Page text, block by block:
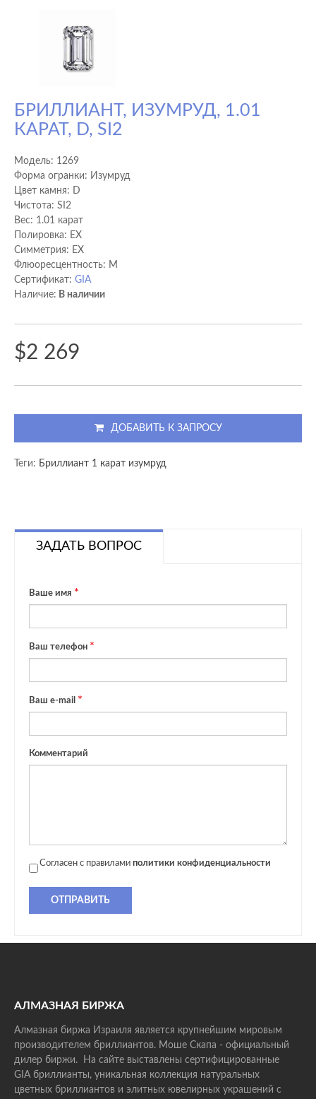
БРИЛЛИАНТ, ИЗУМРУД, 1.01
КАРАТ, D, SI2
Модель: 1269
Форма огранки: Изумруд
Цвет камня: D
Чистота: SI2
Вес: 1.01 карат
Полировка: EX
Cимметрия: EX
Флюоресцентность: M
Сертификат: GIA
Наличие: В наличии
$2 269
ДОБАВИТЬ К ЗАПРОСУ
Теги: Бриллиант 1 карат изумруд
ЗАДАТЬ ВОПРОС
Ваше имя
Ваш телефон
Ваш e-mail
Комментарий
Согласен с правилами политики конфиденциальности
ОТПРАВИТЬ
АЛМАЗНАЯ БИРЖА
Алмазная биржа Израиля является крупнейшим мировым
производителем бриллиантов. Моше Скапа - официальный
дилер биржи. На сайте выставлены сертифицированные
GIA бриллианты, уникальная коллекция натуральных
цветных бриллиантов и элитных ювелирных украшений с